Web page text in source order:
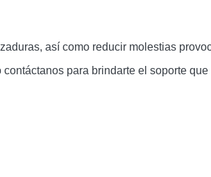
así como reducir molestias
para brindarte el soporte que